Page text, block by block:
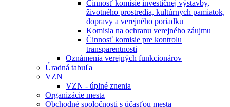
Činnosť komisie investičnej výstavby,
životného prostredia, kultúrnych pamiatok,
dopravy a verejného poriadku
Komisia na ochranu verejného záujmu
Činnosť komisie pre kontrolu
transparentnosti
Oznámenia verejných funkcionárov
Úradná tabuľa
VZN
VZN - úplné znenia
Organizácie mesta
Obchodné spoločnosti s účasťou mesta